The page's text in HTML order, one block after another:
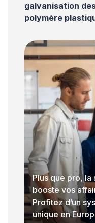
galvanisation
polymère
Plus que pro, la
booste vos
Profitez d’un
unique en